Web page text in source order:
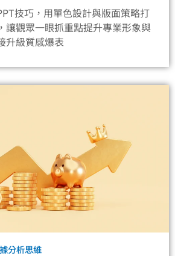
技巧，用單色設計與版面策略打
讓觀眾一眼抓重點提升專業形象與
升級質感爆表
分析思維